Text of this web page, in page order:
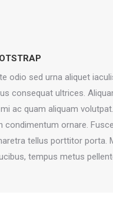
odio sed urna aliquet
consequat ultrices.
ac quam aliquam
condimentum ornare.
tellus porttitor porta.
tempus metus